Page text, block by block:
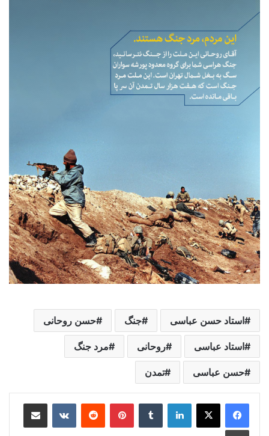
استاد حسن عباسی جنگ حسن روحانی
استاد عباسی روحانی مرد جنگ
حسن عباسی تمدن
لینکدین ‫تامبلر ‫پین‌ترست‫رددیت ‫VKontakteاشتراک گذاری از طریق ایمیل
چاپ